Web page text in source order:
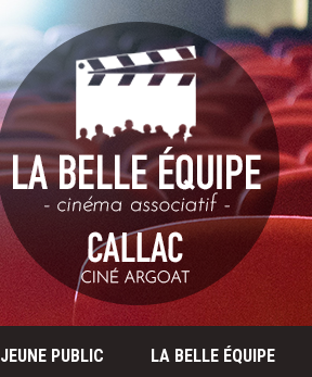
JEUNE PUBLIC LA BELLE ÉQUIPE